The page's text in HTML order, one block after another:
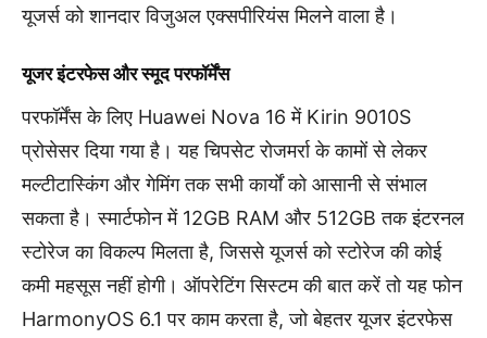
यूजर्स को शानदार विजुअल एक्सपीरियंस मिलने वाला है।
यूजर इंटरफेस और स्मूद परफॉर्मेंस
परफॉर्मेंस के लिए Huawei Nova 16 में Kirin 9010S
प्रोसेसर दिया गया है। यह चिपसेट रोजमर्रा के कामों से लेकर
मल्टीटास्किंग और गेमिंग तक सभी कार्यों को आसानी से संभाल
सकता है। स्मार्टफोन में 12GB RAM और 512GB तक इंटरनल
स्टोरेज का विकल्प मिलता है, जिससे यूजर्स को स्टोरेज की कोई
कमी महसूस नहीं होगी। ऑपरेटिंग सिस्टम की बात करें तो यह फोन
HarmonyOS 6.1 पर काम करता है, जो बेहतर यूजर इंटरफेस